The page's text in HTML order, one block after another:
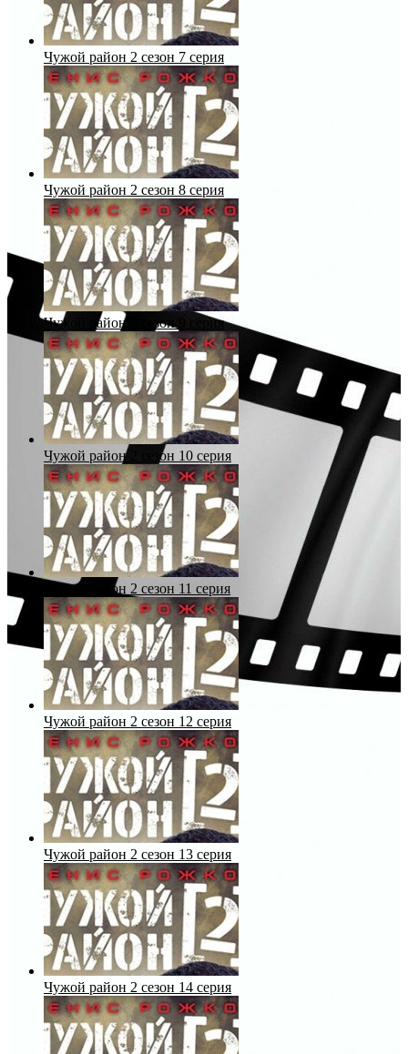
Чужой район 2 сезон 7 серия
Чужой район 2 сезон 8 серия
Чужой район 2 сезон 9 серия
Чужой район 2 сезон 10 серия
Чужой район 2 сезон 11 серия
Чужой район 2 сезон 12 серия
Чужой район 2 сезон 13 серия
Чужой район 2 сезон 14 серия